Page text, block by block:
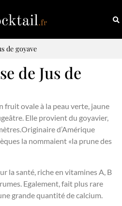
de goyave
de Jus de
fruit ovale à la peau verte, jaune
Elle provient du goyavier,
d’Amérique
la nommaient «la prune des
la santé, riche en vitamines A, B
Egalement, fait plus rare
grande quantité de calcium.